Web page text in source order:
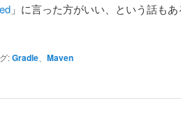
」に言った方がいい、という話もあ
:Gradle Maven